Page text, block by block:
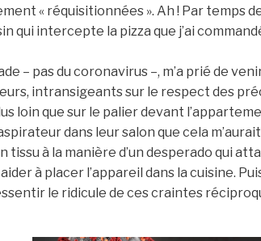
« réquisitionnées ». Ah ! Par temps
qui intercepte la pizza que j’ai
– pas du coronavirus –, m’a prié de
intransigeants sur le respect des
loin que sur le palier devant
dans leur salon que cela
tissu à la manière d’un desperado qui
à placer l’appareil dans la cuisine.
le ridicule de ces craintes